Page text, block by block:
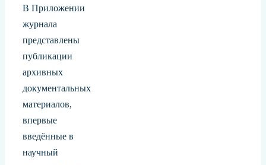
В Приложении
журнала
представлены
публикации
архивных
документальных
материалов,
впервые
введённые в
научный